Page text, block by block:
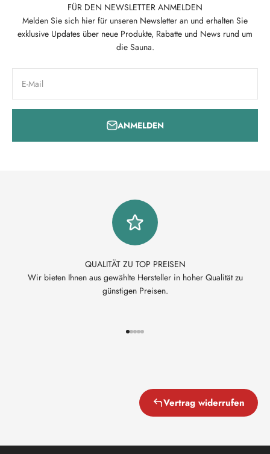
FÜR DEN NEWSLETTER ANMELDEN
Melden Sie sich hier für unseren Newsletter an und erhalten Sie
exklusive Updates über neue Produkte, Rabatte und News rund um
die Sauna.
E-Mail
ANMELDEN
QUALITÄT ZU TOP PREISEN
Wir bieten Ihnen aus gewählte Hersteller in hoher Qualität zu
günstigen Preisen.
Gehe zu Element 1
Gehe zu Element 2
Gehe zu Element 3
Gehe zu Element 4
Gehe zu Element 5
Vertrag widerrufen